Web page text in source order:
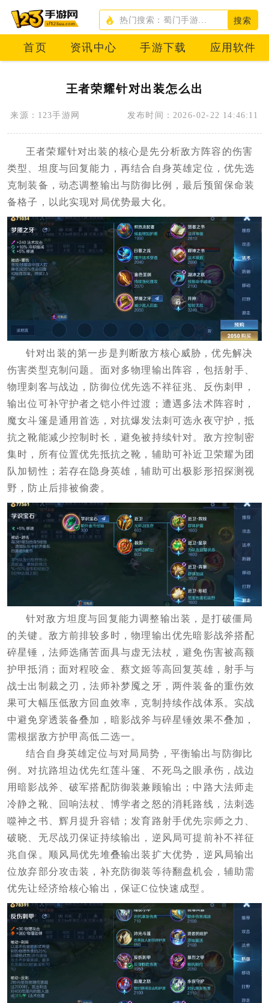
搜索
首页 资讯中心 手游下载 应用软件
王者荣耀针对出装怎么出
来源：123手游网 发布时间：2026-02-22 14:46:11
王者荣耀针对出装的核心是先分析敌方阵容的伤害
类型、坦度与回复能力，再结合自身英雄定位，优先选
克制装备，动态调整输出与防御比例，最后预留保命装
备格子，以此实现对局优势最大化。
针对出装的第一步是判断敌方核心威胁，优先解决
伤害类型克制问题。面对多物理输出阵容，包括射手、
物理刺客与战边，防御位优先选不祥征兆、反伤刺甲，
输出位可补守护者之铠小件过渡；遭遇多法术阵容时，
魔女斗篷是通用首选，对抗爆发法刺可选永夜守护，抵
抗之靴能减少控制时长，避免被持续针对。敌方控制密
集时，所有位置优先抵抗之靴，辅助可补近卫荣耀为团
队加韧性；若存在隐身英雄，辅助可出极影形招探测视
野，防止后排被偷袭。
针对敌方坦度与回复能力调整输出装，是打破僵局
的关键。敌方前排较多时，物理输出优先暗影战斧搭配
碎星锤，法师选痛苦面具与虚无法杖，避免伤害被高额
护甲抵消；面对程咬金、蔡文姬等高回复英雄，射手与
战士出制裁之刃，法师补梦魇之牙，两件装备的重伤效
果可大幅压低敌方回血效率，克制持续作战体系。实战
中避免穿透装备叠加，暗影战斧与碎星锤效果不叠加，
需根据敌方护甲高低二选一。
结合自身英雄定位与对局局势，平衡输出与防御比
例。对抗路坦边优先红莲斗篷、不死鸟之眼承伤，战边
用暗影战斧、破军搭配防御装兼顾输出；中路大法师走
冷静之靴、回响法杖、博学者之怒的消耗路线，法刺选
噬神之书、辉月提升容错；发育路射手优先宗师之力、
破晓、无尽战刃保证持续输出，逆风局可提前补不祥征
兆自保。顺风局优先堆叠输出装扩大优势，逆风局输出
位放弃部分攻击装，补充防御装等待翻盘机会，辅助需
优先让经济给核心输出，保证C位快速成型。